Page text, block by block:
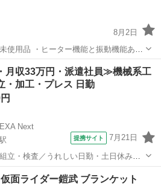
8月2日
使用品 ・ヒーター機能と振動機能あり
し場所の相談受け付
台駅 寝具 Francfranc
月収33万円・派遣社員≫機械系工
・加工・プレス 日勤
Next
提携サイト 7月21日
立・検査／うれしい日勤・土日休み／
その他
面ライダー鎧武 ブランケット